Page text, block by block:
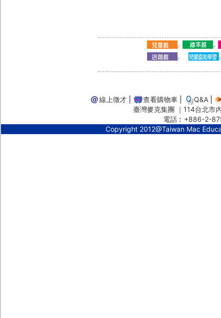
線上徵才 查看購物車 Q&A
臺灣麥克集團 ｜114台北
電話︰+886-2-
Copyright 2012@Taiwan Mac